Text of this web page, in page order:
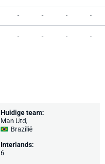
- - - -
- - - -
Huidige team:
Man Utd,
Brazilië
Interlands:
6